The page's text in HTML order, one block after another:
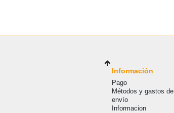
Información
Pago
Métodos y gastos de
envío
Informacion